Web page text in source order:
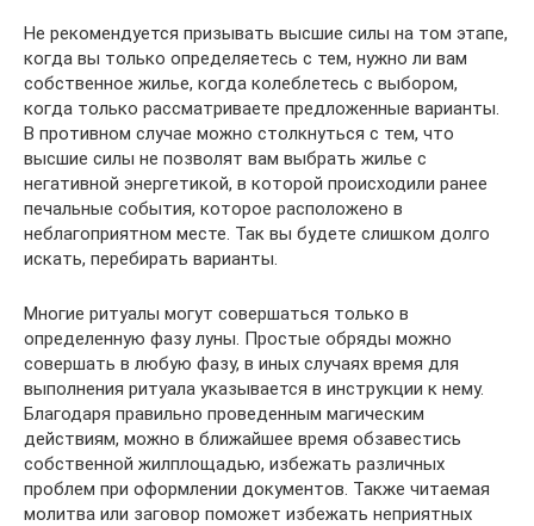
Не рекомендуется призывать высшие силы на том этапе,
когда вы только определяетесь с тем, нужно ли вам
собственное жилье, когда колеблетесь с выбором,
когда только рассматриваете предложенные варианты.
В противном случае можно столкнуться с тем, что
высшие силы не позволят вам выбрать жилье с
негативной энергетикой, в которой происходили ранее
печальные события, которое расположено в
неблагоприятном месте. Так вы будете слишком долго
искать, перебирать варианты.
Многие ритуалы могут совершаться только в
определенную фазу луны. Простые обряды можно
совершать в любую фазу, в иных случаях время для
выполнения ритуала указывается в инструкции к нему.
Благодаря правильно проведенным магическим
действиям, можно в ближайшее время обзавестись
собственной жилплощадью, избежать различных
проблем при оформлении документов. Также читаемая
молитва или заговор поможет избежать неприятных